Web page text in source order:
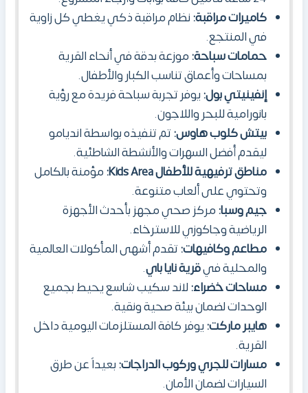
كاميرات مراقبة:نظام مراقبة ذكي يغطي كل زاوية
في المنتجع.
حمامات سباحة:موزعة بدقة في أنحاء القرية
بمساحات وأعماق تناسب الكبار والأطفال.
إنفينيتي بول:يوفر تجربة سباحة فريدة مع رؤية
بانورامية للبحر واللاجون.
بيتش كلوب هاوس:تم تنفيذه بواسطة انديامو
ليقدم أفضل السهرات والأنشطة الشاطئية.
مناطق ترفيهية للأطفالKids Area
:مؤمنة بالكامل
وتحتوي على ألعاب متنوعة.
جيم وسبا:مركز صحي مجهز بأحدث الأجهزة
الرياضية وجاكوزي للاسترخاء.
مطاعم وكافيهات:تقدم أشهى المأكولات العالمية
والمحلية فيقرية نايا باي.
مساحات خضراء:لاند سكيب شاسع يحيط بجميع
الوحدات لضمان بيئة صحية ونقية.
هايبر ماركت:يوفر كافة المستلزمات اليومية داخل
القرية.
مسارات للجري وركوب الدراجات:بعيداً عن طرق
السيارات لضمان الأمان.